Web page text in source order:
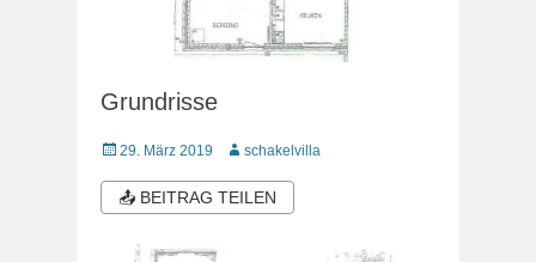
Grundrisse
Veröffentlicht
29. März 2019 Autorschakelvilla
📤 BEITRAG TEILEN